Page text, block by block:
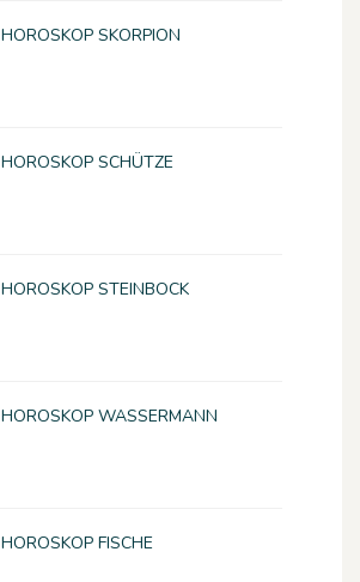
HOROSKOP SKORPION
HOROSKOP SCHÜTZE
HOROSKOP STEINBOCK
HOROSKOP WASSERMANN
HOROSKOP FISCHE